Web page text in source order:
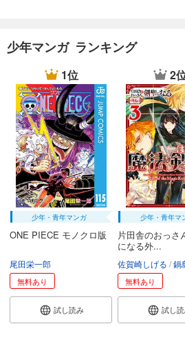
少年マンガ ランキング
1位
少年・青年マンガ
ONE PIECE モノクロ版
尾田栄一郎
無料あり
試し読み
2
少年・青年マ
片田舎のおっさ
になる外...
佐賀崎しげる 鍋
無料あり
試し